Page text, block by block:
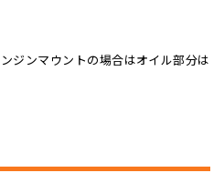
ジンマウントの場合はオイル部分は